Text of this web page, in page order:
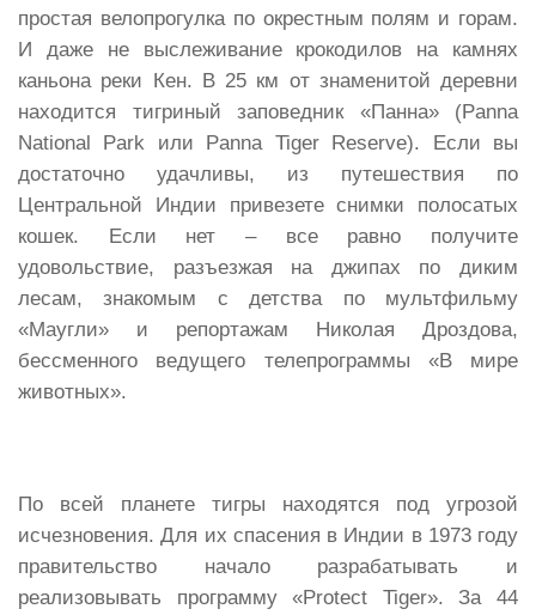
простая велопрогулка по окрестным полям и горам.
И даже не выслеживание крокодилов на камнях
каньона реки Кен. В 25 км от знаменитой деревни
находится тигриный заповедник «Панна» (Panna
National Park или Panna Tiger Reserve). Если вы
достаточно удачливы, из путешествия по
Центральной Индии привезете снимки полосатых
кошек. Если нет – все равно получите
удовольствие, разъезжая на джипах по диким
лесам, знакомым с детства по мультфильму
«Маугли» и репортажам Николая Дроздова,
бессменного ведущего телепрограммы «В мире
животных».
По всей планете тигры находятся под угрозой
исчезновения. Для их спасения в Индии в 1973 году
правительство начало разрабатывать и
реализовывать программу «Protect Tiger». За 44